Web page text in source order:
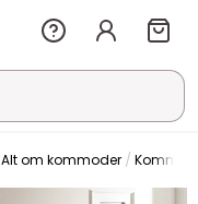
Alt om kommoder